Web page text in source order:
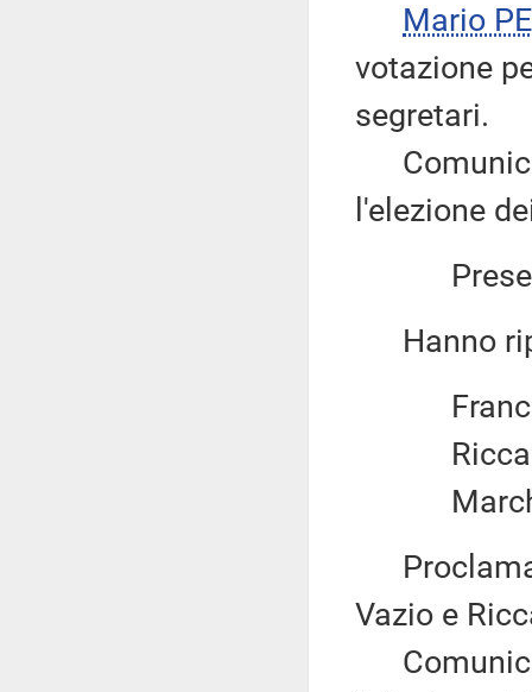
Mario
votazione
segretari.
l'elezione
Hanno
Proclama
Vazio e